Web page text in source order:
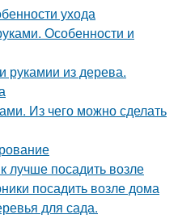
ухода
Особенности и
рукамии из дерева.
Из чего можно сделать
лучше посадить возле
посадить возле дома
для сада.